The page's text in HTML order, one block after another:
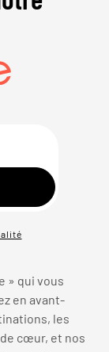
» qui vous
en avant-
les
cœur, et nos